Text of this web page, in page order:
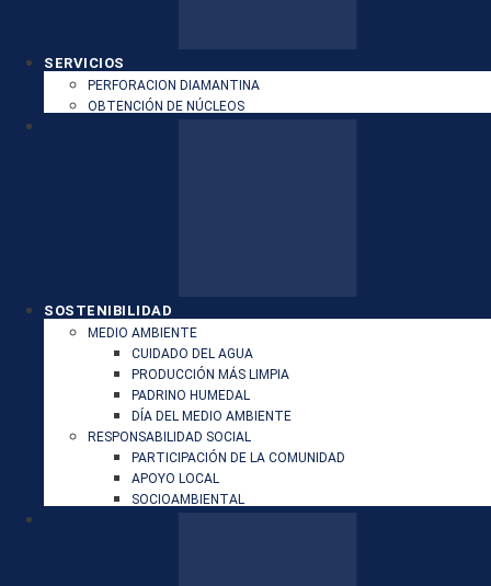
SERVICIOS
PERFORACION DIAMANTINA
OBTENCIÓN DE NÚCLEOS
SOSTENIBILIDAD
MEDIO AMBIENTE
CUIDADO DEL AGUA
PRODUCCIÓN MÁS LIMPIA
PADRINO HUMEDAL
DÍA DEL MEDIO AMBIENTE
RESPONSABILIDAD SOCIAL
PARTICIPACIÓN DE LA COMUNIDAD
APOYO LOCAL
SOCIOAMBIENTAL